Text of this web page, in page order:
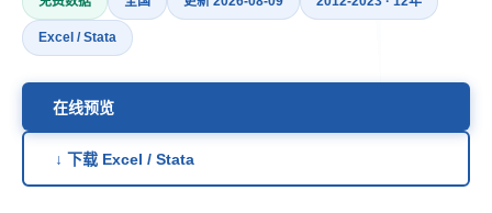
Excel / Stata
在线预览
↓ 下载 Excel / Stata